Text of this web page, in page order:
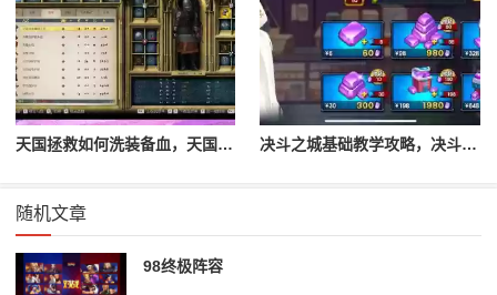
天国拯救如何洗装备血，天国拯救怎么洗衣服 决斗之城基础教学攻略，决斗之城教学攻略2111
随机文章
98终极阵容